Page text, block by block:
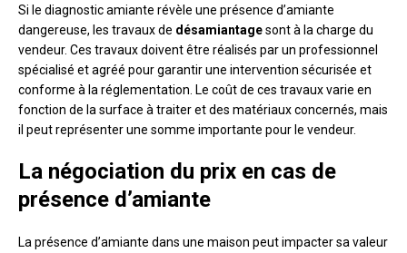
Si le diagnostic amiante révèle une présence d’amiante
dangereuse, les travaux de désamiantagesont à la charge du
vendeur. Ces travaux doivent être réalisés par un professionnel
spécialisé et agréé pour garantir une intervention sécurisée et
conforme à la réglementation. Le coût de ces travaux varie en
fonction de la surface à traiter et des matériaux concernés, mais
il peut représenter une somme importante pour le vendeur.
La négociation du prix en cas de
présence d’amiante
La présence d’amiante dans une maison peut impacter sa valeur